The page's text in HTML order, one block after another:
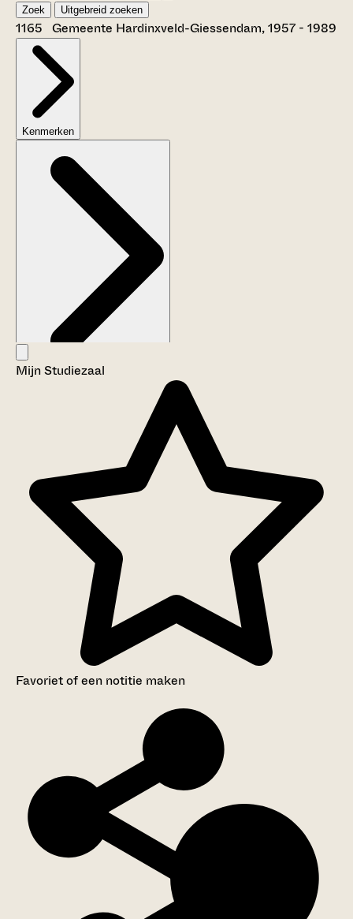
Zoek Uitgebreid zoeken
1165 Gemeente Hardinxveld-Giessendam, 1957 - 1989
Kenmerken
Aanwijzingen voor de gebruiker
Mijn Studiezaal
Favoriet of een notitie maken